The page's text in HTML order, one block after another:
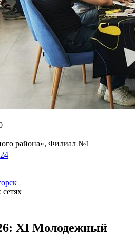
района», Филиал №1
XI Молодежный